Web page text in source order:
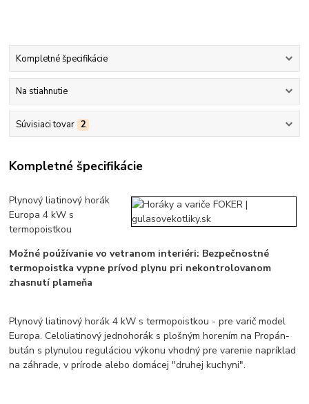
Kompletné špecifikácie
Na stiahnutie
Súvisiaci tovar 2
Kompletné špecifikácie
Plynový liatinový horák
Europa 4 kW s
termopoistkou
Možné poúžívanie vo vetranom interiéri: Bezpečnostné
termopoistka vypne prívod plynu pri nekontrolovanom
zhasnutí plameňa
Plynový liatinový horák 4 kW s termopoistkou - pre varič model
Europa. Celoliatinový jednohorák s plošným horením na Propán-
bután s plynulou reguláciou výkonu vhodný pre varenie napríklad
na záhrade, v prírode alebo domácej "druhej kuchyni".